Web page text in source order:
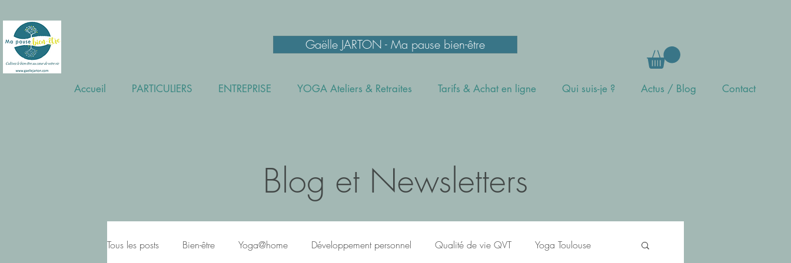
Gaëlle JARTON - Ma pause bien-être
Accueil PARTICULIERS ENTREPRISE YOGA Ateliers & Retraites Tarifs & Achat en ligne Qui suis-je ? Actus / Blog Contact
Blog et Newsletters
Tous les posts Bien-être Yoga@home Développement personnel Qualité de vie QVT Yoga Toulouse